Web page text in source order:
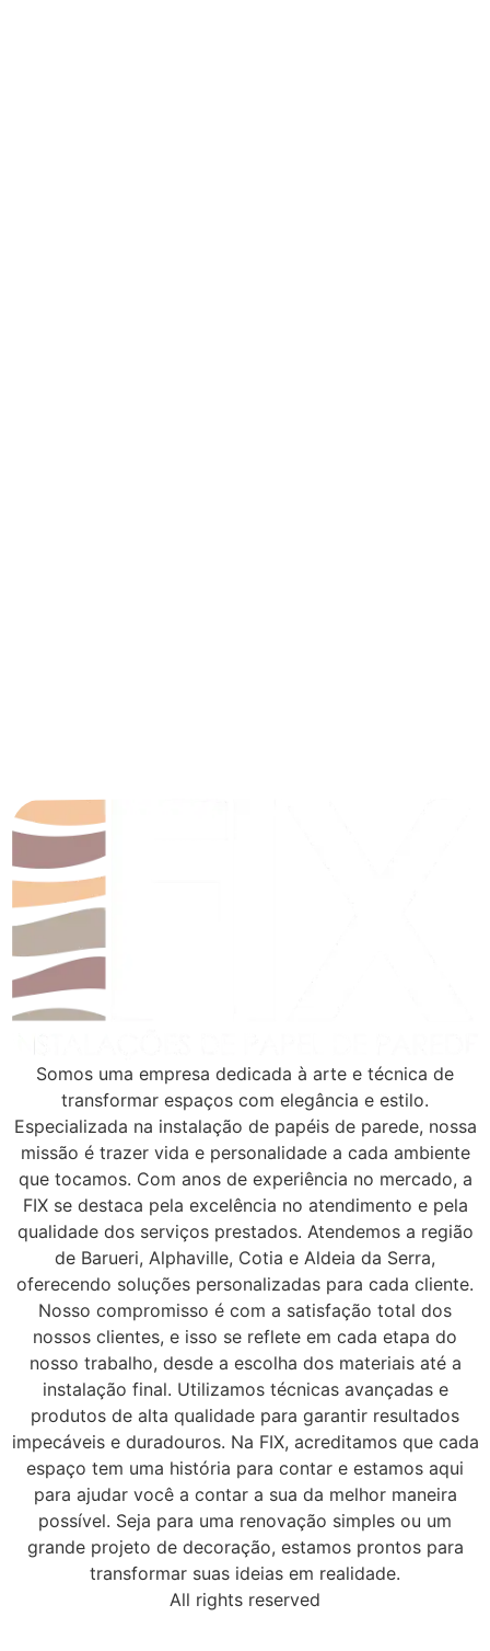
Somos uma empresa dedicada à arte e técnica de
transformar espaços com elegância e estilo.
Especializada na instalação de papéis de parede, nossa
missão é trazer vida e personalidade a cada ambiente
que tocamos. Com anos de experiência no mercado, a
FIX se destaca pela excelência no atendimento e pela
qualidade dos serviços prestados. Atendemos a região
de Barueri, Alphaville, Cotia e Aldeia da Serra,
oferecendo soluções personalizadas para cada cliente.
Nosso compromisso é com a satisfação total dos
nossos clientes, e isso se reflete em cada etapa do
nosso trabalho, desde a escolha dos materiais até a
instalação final. Utilizamos técnicas avançadas e
produtos de alta qualidade para garantir resultados
impecáveis e duradouros. Na FIX, acreditamos que cada
espaço tem uma história para contar e estamos aqui
para ajudar você a contar a sua da melhor maneira
possível. Seja para uma renovação simples ou um
grande projeto de decoração, estamos prontos para
transformar suas ideias em realidade.
All rights reserved
2
Orçamento imediato via WhatsApp